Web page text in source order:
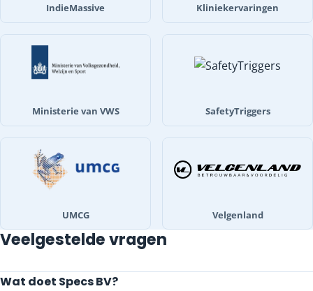
IndieMassive Kliniekervaringen
Ministerie van VWS SafetyTriggers
UMCG Velgenland
Veelgestelde vragen
Wat doet Specs BV?